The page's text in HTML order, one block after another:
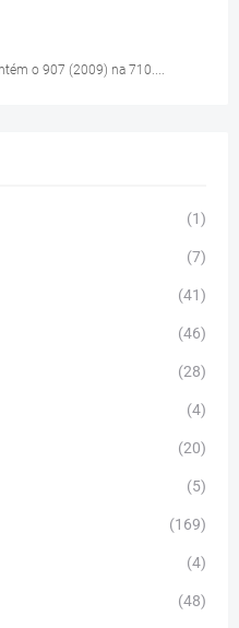
o 907 (2009) na 710....
(1)
(7)
(41)
(46)
(28)
(4)
(20)
(5)
(169)
(4)
(48)